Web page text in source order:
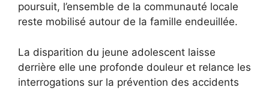
poursuit, l’ensemble de la communauté locale
reste mobilisé autour de la famille endeuillée.
La disparition du jeune adolescent laisse
derrière elle une profonde douleur et relance les
interrogations sur la prévention des accidents